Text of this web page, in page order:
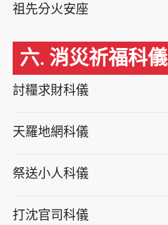
祖先分火安座
六. 消災祈福科儀
討糧求財科儀
天羅地網科儀
祭送小人科儀
打沈官司科儀